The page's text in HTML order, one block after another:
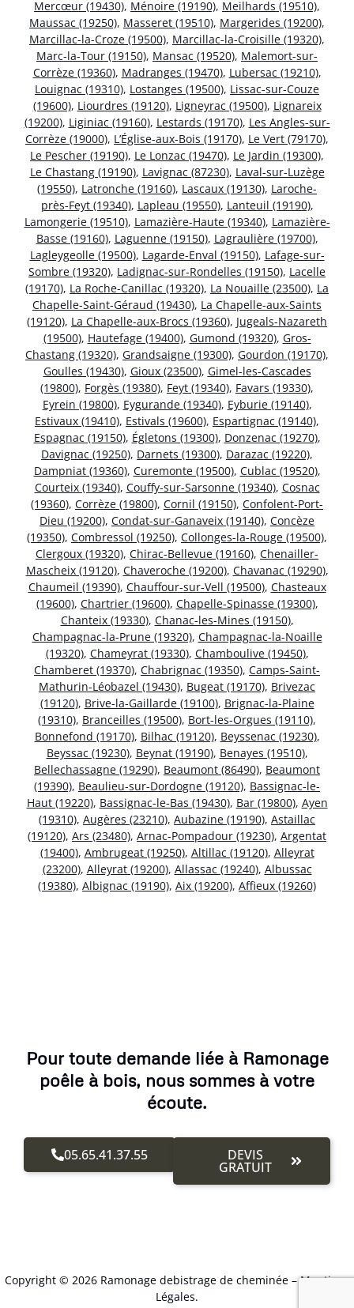
Mercœur (19430), Ménoire (19190), Meilhards (19510),
Maussac (19250), Masseret (19510), Margerides (19200),
Marcillac-la-Croze (19500), Marcillac-la-Croisille (19320),
Marc-la-Tour (19150), Mansac (19520), Malemort-sur-
Corrèze (19360), Madranges (19470), Lubersac (19210),
Louignac (19310), Lostanges (19500), Lissac-sur-Couze
(19600), Liourdres (19120), Ligneyrac (19500), Lignareix
(19200), Liginiac (19160), Lestards (19170), Les Angles-sur-
Corrèze (19000), L’Église-aux-Bois (19170), Le Vert (79170),
Le Pescher (19190), Le Lonzac (19470), Le Jardin (19300),
Le Chastang (19190), Lavignac (87230), Laval-sur-Luzège
(19550), Latronche (19160), Lascaux (19130), Laroche-
près-Feyt (19340), Lapleau (19550), Lanteuil (19190),
Lamongerie (19510), Lamazière-Haute (19340), Lamazière-
Basse (19160), Laguenne (19150), Lagraulière (19700),
Lagleygeolle (19500), Lagarde-Enval (19150), Lafage-sur-
Sombre (19320), Ladignac-sur-Rondelles (19150), Lacelle
(19170), La Roche-Canillac (19320), La Nouaille (23500), La
Chapelle-Saint-Géraud (19430), La Chapelle-aux-Saints
(19120), La Chapelle-aux-Brocs (19360), Jugeals-Nazareth
(19500), Hautefage (19400), Gumond (19320), Gros-
Chastang (19320), Grandsaigne (19300), Gourdon (19170),
Goulles (19430), Gioux (23500), Gimel-les-Cascades
(19800), Forgès (19380), Feyt (19340), Favars (19330),
Eyrein (19800), Eygurande (19340), Eyburie (19140),
Estivaux (19410), Estivals (19600), Espartignac (19140),
Espagnac (19150), Égletons (19300), Donzenac (19270),
Davignac (19250), Darnets (19300), Darazac (19220),
Dampniat (19360), Curemonte (19500), Cublac (19520),
Courteix (19340), Couffy-sur-Sarsonne (19340), Cosnac
(19360), Corrèze (19800), Cornil (19150), Confolent-Port-
Dieu (19200), Condat-sur-Ganaveix (19140), Concèze
(19350), Combressol (19250), Collonges-la-Rouge (19500),
Clergoux (19320), Chirac-Bellevue (19160), Chenailler-
Mascheix (19120), Chaveroche (19200), Chavanac (19290),
Chaumeil (19390), Chauffour-sur-Vell (19500), Chasteaux
(19600), Chartrier (19600), Chapelle-Spinasse (19300),
Chanteix (19330), Chanac-les-Mines (19150),
Champagnac-la-Prune (19320), Champagnac-la-Noaille
(19320), Chameyrat (19330), Chamboulive (19450),
Chamberet (19370), Chabrignac (19350), Camps-Saint-
Mathurin-Léobazel (19430), Bugeat (19170), Brivezac
(19120), Brive-la-Gaillarde (19100), Brignac-la-Plaine
(19310), Branceilles (19500), Bort-les-Orgues (19110),
Bonnefond (19170), Bilhac (19120), Beyssenac (19230),
Beyssac (19230), Beynat (19190), Benayes (19510),
Bellechassagne (19290), Beaumont (86490), Beaumont
(19390), Beaulieu-sur-Dordogne (19120), Bassignac-le-
Haut (19220), Bassignac-le-Bas (19430), Bar (19800), Ayen
(19310), Augères (23210), Aubazine (19190), Astaillac
(19120), Ars (23480), Arnac-Pompadour (19230), Argentat
(19400), Ambrugeat (19250), Altillac (19120), Alleyrat
(23200), Alleyrat (19200), Allassac (19240), Albussac
(19380), Albignac (19190), Aix (19200), Affieux (19260)
Pour toute demande liée à Ramonage
poêle à bois, nous sommes à votre
écoute.
05.65.41.37.55 DEVIS
GRATUIT
Copyright © 2026 Ramonage debistrage de cheminée –Mentions
Légales.